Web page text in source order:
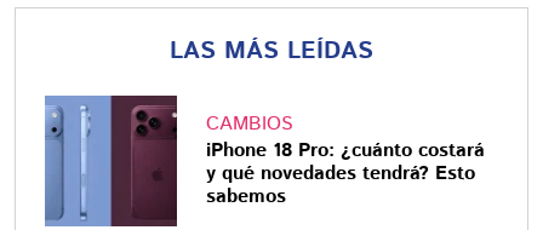
LAS MÁS LEÍDAS
CAMBIOS
iPhone 18 Pro: ¿cuánto costará
y qué novedades tendrá? Esto
sabemos